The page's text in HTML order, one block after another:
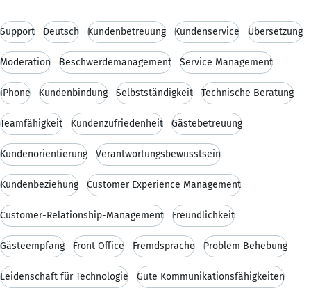
Support Deutsch Kundenbetreuung Kundenservice Übersetzung
Moderation Beschwerdemanagement Service Management
iPhone Kundenbindung Selbstständigkeit Technische Beratung
Teamfähigkeit Kundenzufriedenheit Gästebetreuung
Kundenorientierung Verantwortungsbewusstsein
Kundenbeziehung Customer Experience Management
Customer-Relationship-Management Freundlichkeit
Gästeempfang Front Office Fremdsprache Problem Behebung
Leidenschaft für Technologie Gute Kommunikationsfähigkeiten